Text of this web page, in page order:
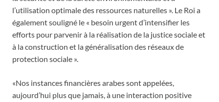
l’utilisation optimale des ressources naturelles ». Le Roi a
également souligné le « besoin urgent d’intensifier les
efforts pour parvenir à la réalisation de la justice sociale et
à la construction et la généralisation des réseaux de
protection sociale ».
«Nos instances financières arabes sont appelées,
aujourd’hui plus que jamais, à une interaction positive